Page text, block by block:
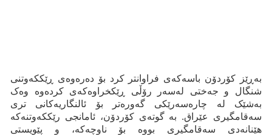
بەڕێز کۆردۆن باسەکەی فراوانتر کرد بۆ دەرەوەی ڕێککەوتنی
شنگال و جەختی لەسەر رۆڵی ڕێکخراوەکەی کردەوە وەک
بەشێک لە چارەسەرێکی گەورەتر بۆ ئالنگاریەكانی تری
سەقامگیری عێراق. بە گوتەی کۆردۆن، ئامانجی رێککەوتنەکە
هێنانەدی سەقامگیری بووە بۆ ناوچەکە، و پێویستی